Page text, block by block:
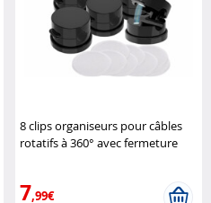
8 clips organiseurs pour câbles
rotatifs à 360° avec fermeture
7,99€